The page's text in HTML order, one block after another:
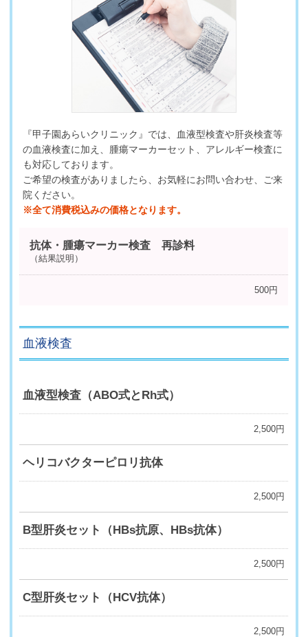
『甲子園あらいクリニック』では、血液型検査や肝炎検査等
の血液検査に加え、腫瘍マーカーセット、アレルギー検査に
も対応しております。
ご希望の検査がありましたら、お気軽にお問い合わせ、ご来
院ください。
※全て消費税込みの価格となります。
抗体・腫瘍マーカー検査 再診料
（結果説明）
500円
血液検査
血液型検査（ABO式とRh式）
2,500円
ヘリコバクターピロリ抗体
2,500円
B型肝炎セット（HBs抗原、HBs抗体）
2,500円
C型肝炎セット（HCV抗体）
2,500円